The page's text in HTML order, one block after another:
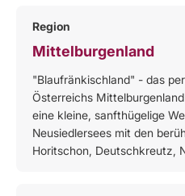
Region
Mittelburgenland
"Blaufränkischland" - das
Österreichs
eine kleine, sanfthügelige
Neusiedlersees mit den
Horitschon, Deutschkreutz,